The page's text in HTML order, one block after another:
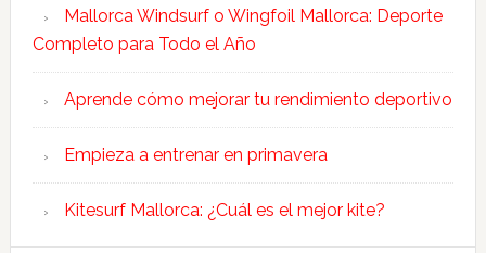
Mallorca Windsurf o Wingfoil Mallorca: Deporte
Completo para Todo el Año
Aprende cómo mejorar tu rendimiento deportivo
Empieza a entrenar en primavera
Kitesurf Mallorca: ¿Cuál es el mejor kite?